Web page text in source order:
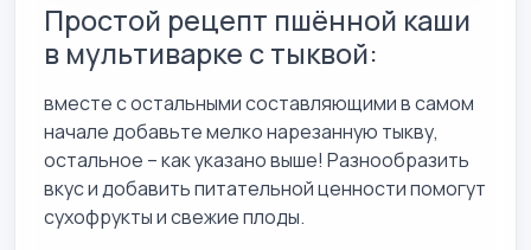
Простой рецепт пшённой каши
в мультиварке с тыквой:
вместе с остальными составляющими в самом
начале добавьте мелко нарезанную тыкву,
остальное – как указано выше! Разнообразить
вкус и добавить питательной ценности помогут
сухофрукты и свежие плоды.